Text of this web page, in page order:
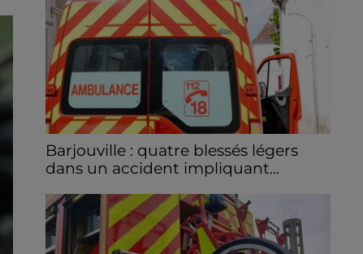
Barjouville : quatre blessés légers
dans un accident impliquant...
samedi après-midi sur la D910 à hauteur de
Barjouville à la suite d'une collision entre
trois véhicules. Quatre...